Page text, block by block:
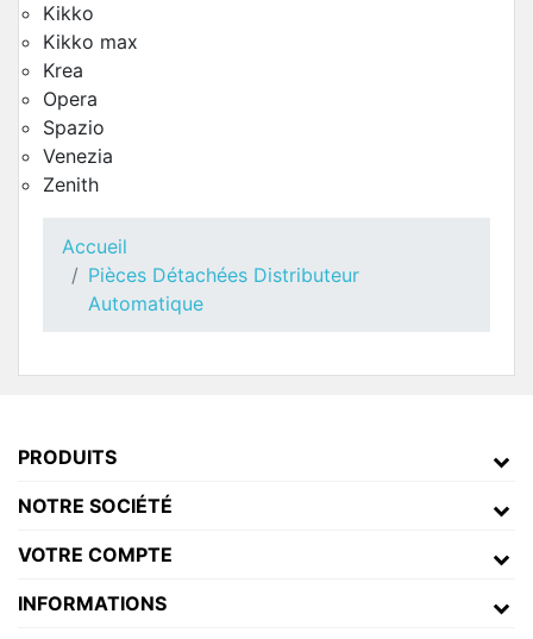
Pièces Détachées Distributeur Automatique
Kikko
Kikko max
Krea
Opera
Spazio
Venezia
Zenith
Accueil
Pièces Détachées Distributeur
Automatique
PRODUITS
NOTRE SOCIÉTÉ
VOTRE COMPTE
INFORMATIONS